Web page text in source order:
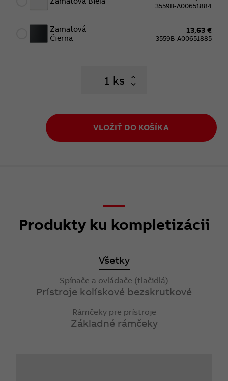
3559B-A00651884
Zamatová
Čierna
13,63 €
3559B-A00651885
ks
VLOŽIŤ DO KOŠÍKA
Produkty ku kompletizácii
Všetky
Spínače a ovládače (tlačidlá)
Prístroje kolískové bezskrutkové
Rámčeky pre prístroje
Základné rámčeky